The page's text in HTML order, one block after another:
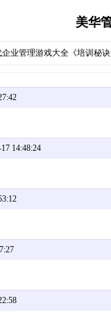
美华
业管理游戏大全《培训秘
14:48:24